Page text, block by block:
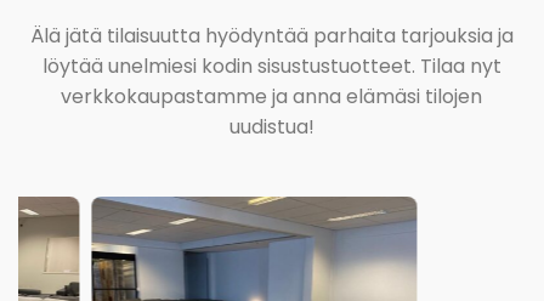
Älä jätä tilaisuutta hyödyntää parhaita tarjouksia ja
löytää unelmiesi kodin sisustustuotteet. Tilaa nyt
verkkokaupastamme ja anna elämäsi tilojen
uudistua!